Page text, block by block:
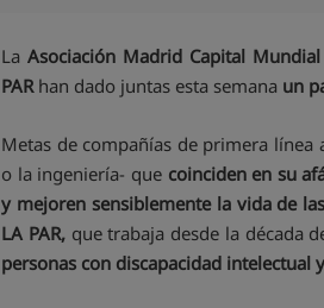
LaAsociación Madrid Capital
PAR han dado juntas esta semana un
Metas de compañías de primera
o la ingeniería- que coinciden en su
y mejoren sensiblemente la vida de
LA PAR,que trabaja desde la década
personas con discapacidad intelectual